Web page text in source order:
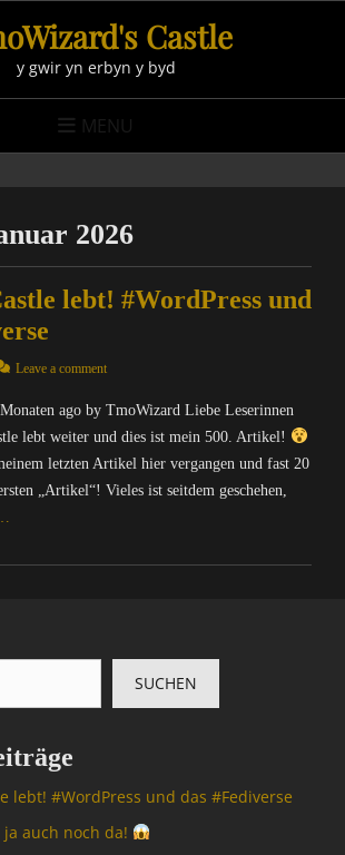
Castle
y gwir yn erbyn y byd
MENU
2026
lebt! #WordPress und
Leave a comment
ago by TmoWizard Liebe Leserinnen
lebt weiter und dies ist mein 500. Artikel!
letzten Artikel hier vergangen und fast 20
„Artikel“! Vieles ist seitdem geschehen,
SUCHEN
lebt! #WordPress und das #Fediverse
auch noch da!